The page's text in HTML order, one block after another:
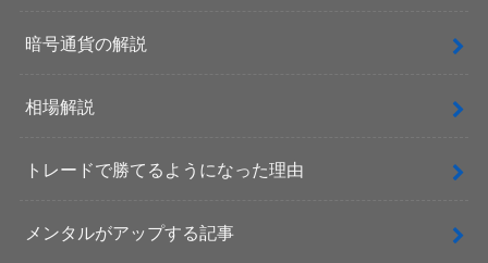
暗号通貨の解説
相場解説
トレードで勝てるようになった理由
メンタルがアップする記事